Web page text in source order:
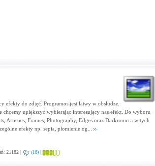
efekty do zdjęć. Programos jest łatwy w obsłudze,
chcemy upiększyć wybierając interesujący nas efekt. Do wyboru
Artistics, Frames, Photography, Edges oraz Darkroom a w tych
efekty np. sepia, płomienie og...
21182 | (18)|